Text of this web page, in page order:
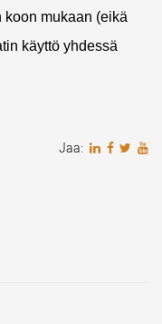
mukaan (eikä
käyttö yhdessä
Jaa: